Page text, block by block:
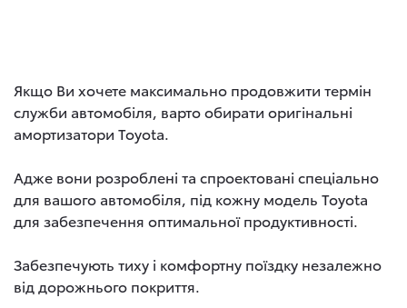
Якщо Ви хочете максимально продовжити термін
служби автомобіля, варто обирати оригінальні
амортизатори Toyota.
Адже вони розроблені та спроектовані спеціально
для вашого автомобіля, під кожну модель Toyota
для забезпечення оптимальної продуктивності.
Забезпечують тиху і комфортну поїздку незалежно
від дорожнього покриття.